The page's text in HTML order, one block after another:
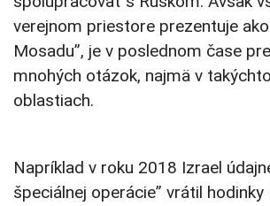
verejnom priestore prezentuje
Mosadu”, je v poslednom čase
mnohých otázok, najmä v
oblastiach.
Napríklad v roku 2018 Izrael
špeciálnej operácie” vrátil hodinky